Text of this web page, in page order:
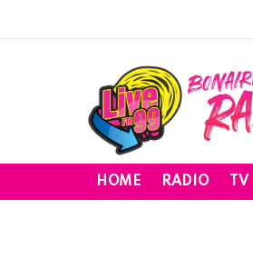
HOME RADIO TV